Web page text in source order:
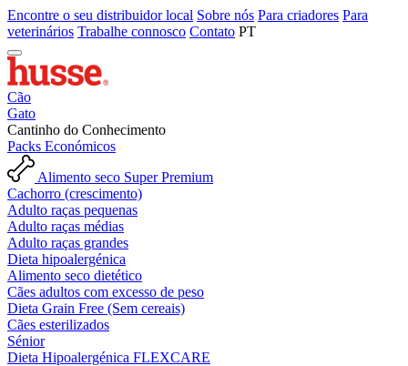
Encontre o seu distribuidor local Sobre nós Para criadores Para
veterinários Trabalhe connosco Contato PT
Cão
Gato
Cantinho do Conhecimento
Packs Económicos
Alimento seco Super Premium
Cachorro (crescimento)
Adulto raças pequenas
Adulto raças médias
Adulto raças grandes
Dieta hipoalergénica
Alimento seco dietético
Cães adultos com excesso de peso
Dieta Grain Free (Sem cereais)
Cães esterilizados
Sénior
Dieta Hipoalergénica FLEXCARE